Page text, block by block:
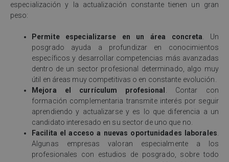
especialización y la actualización constante tienen un gran
peso:
Permite especializarse en un área concreta. Un
posgrado ayuda a profundizar en conocimientos
específicos y desarrollar competencias más avanzadas
dentro de un sector profesional determinado, algo muy
útil en áreas muy competitivas o en constante evolución.
Mejora el currículum profesional . Contar con
formación complementaria transmite interés por seguir
aprendiendo y actualizarse y es lo que diferencia a un
candidato interesado en su sector de uno que no.
Facilita el acceso a nuevas oportunidades laborales.
Algunas empresas valoran especialmente a los
profesionales con estudios de posgrado, sobre todo